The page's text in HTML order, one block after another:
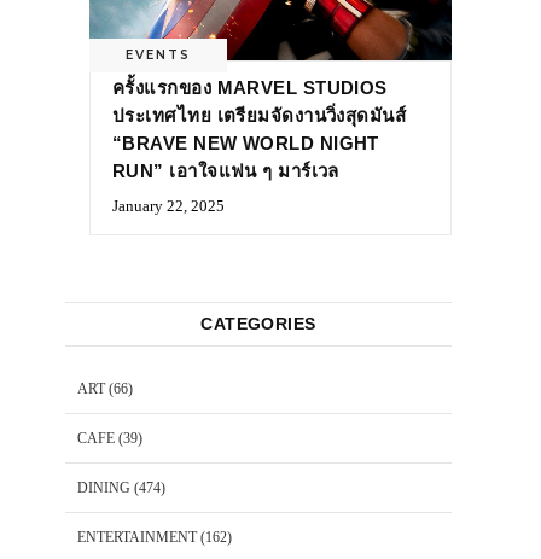
EVENTS
ครั้งแรกของ MARVEL STUDIOS
ประเทศไทย เตรียมจัดงานวิ่งสุดมันส์
“BRAVE NEW WORLD NIGHT
RUN” เอาใจแฟน ๆ มาร์เวล
January 22, 2025
CATEGORIES
ART(66)
CAFE (39)
DINING (474)
ENTERTAINMENT(162)